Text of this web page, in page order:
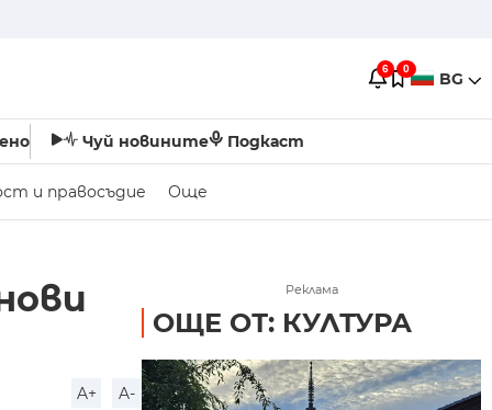
6 0 BG
Чуй новините Подкаст
и правосъдие Още
A+
A-
Реклама
ОЩЕ ОТ: КУЛТУРА